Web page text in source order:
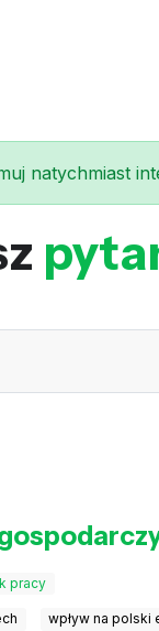
natychmiast
pracy
wpływ na polski